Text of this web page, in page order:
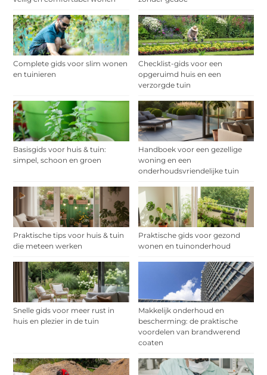
Complete gids voor slim wonen
en tuinieren
Checklist-gids voor een
opgeruimd huis en een
verzorgde tuin
Basisgids voor huis & tuin:
simpel, schoon en groen
Handboek voor een gezellige
woning en een
onderhoudsvriendelijke tuin
Praktische tips voor huis & tuin
die meteen werken
Praktische gids voor gezond
wonen en tuinonderhoud
Snelle gids voor meer rust in
huis en plezier in de tuin
Makkelijk onderhoud en
bescherming: de praktische
voordelen van brandwerend
coaten